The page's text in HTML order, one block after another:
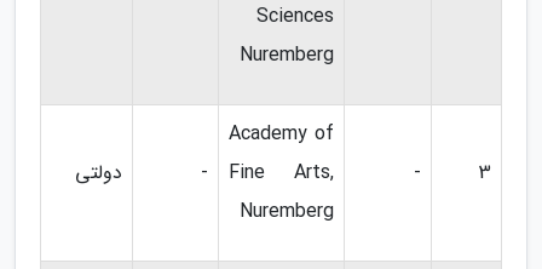
Sciences
Nuremberg
3
-
Academy of
Fine Arts,
Nuremberg
- دولتی